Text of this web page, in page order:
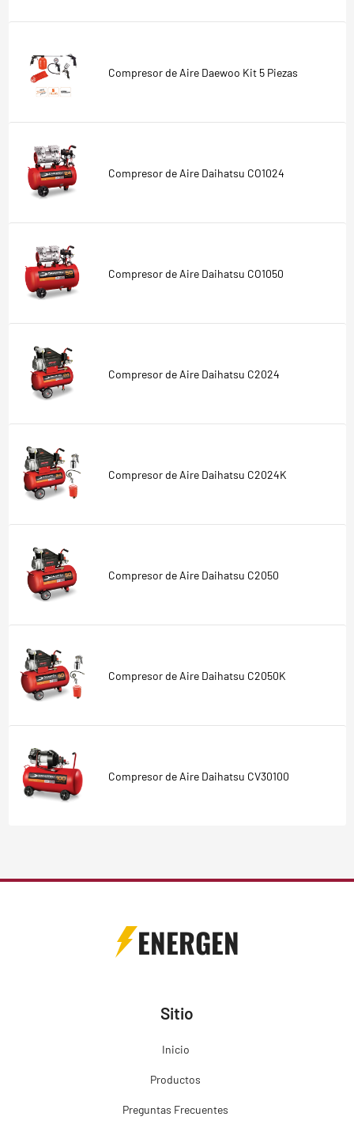
Compresor de Aire Daewoo Kit 5 Piezas
Compresor de Aire Daihatsu CO1024
Compresor de Aire Daihatsu CO1050
Compresor de Aire Daihatsu C2024
Compresor de Aire Daihatsu C2024K
Compresor de Aire Daihatsu C2050
Compresor de Aire Daihatsu C2050K
Compresor de Aire Daihatsu CV30100
ENERGEN
Sitio
Inicio
Productos
Preguntas Frecuentes